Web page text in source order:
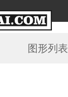
图形列表